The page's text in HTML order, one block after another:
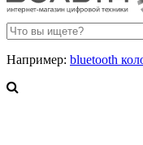
Например: bluetooth